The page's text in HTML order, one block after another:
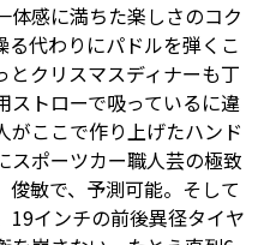
感に満ちた楽しさのコク
代わりにパドルを弾くこ
とクリスマスディナーも丁
トローで吸っているに違
がここで作り上げたハンド
スポーツカー職人芸の極致
敏で、予測可能。そして
19インチの前後異径タイヤ